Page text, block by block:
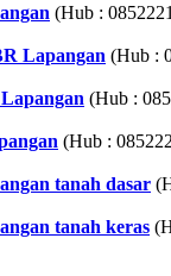
(Hub :
Lapangan (Hub :
(Hub :
(Hub :
tanah dasar
tanah keras